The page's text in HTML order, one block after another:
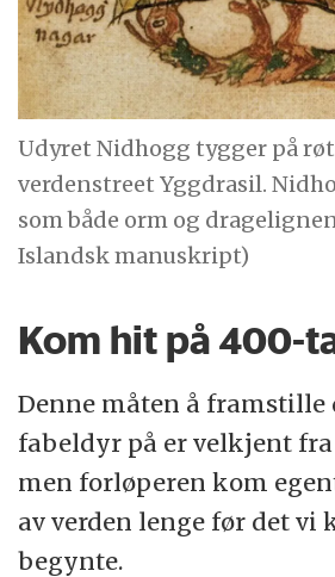
Udyret Nidhogg tygger på
verdenstreet Yggdrasil.
som både orm og
Islandsk manuskript)
Kom hit på 400-
Denne måten å framstille
fabeldyr på er velkjent
men forløperen kom
av verden lenge før det
begynte.